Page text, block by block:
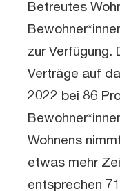
Betreutes
zur Verfügung.
Verträge auf
2022 bei 86
Wohnens
etwas mehr
entsprechen